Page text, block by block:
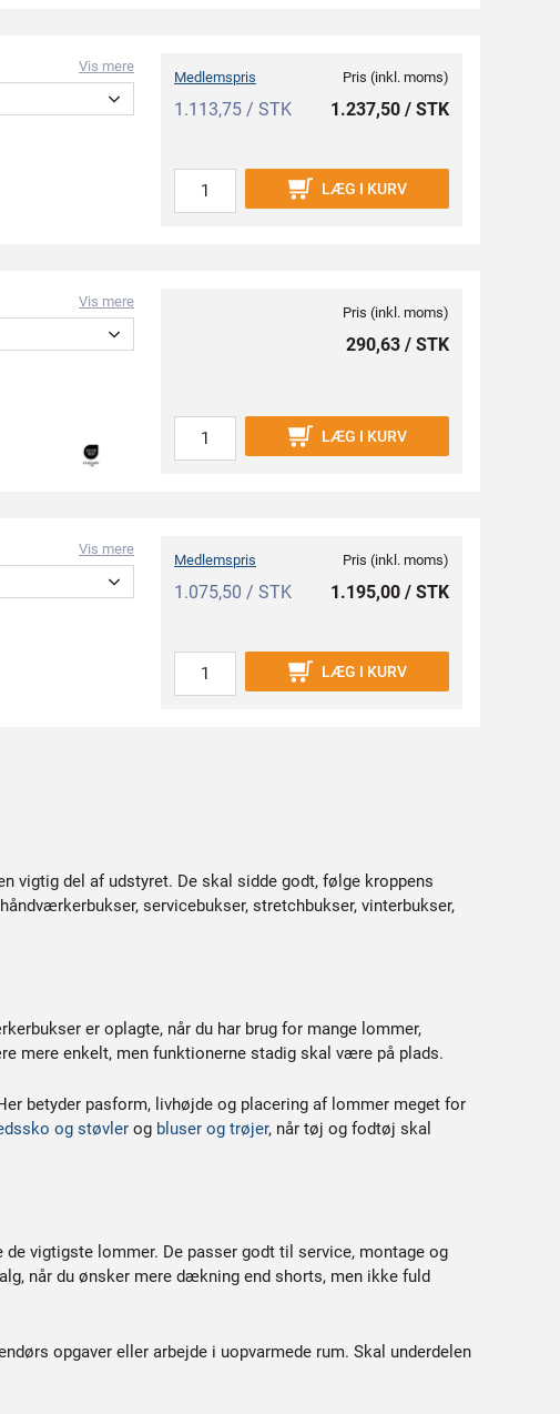
Vis mere
Medlemspris
1.113,75 / STK
Pris (inkl. moms)
1.237,50 / STK
LÆG I KURV
Vis mere
Pris (inkl. moms)
290,63 / STK
LÆG I KURV
Vis mere
Medlemspris
1.075,50 / STK
Pris (inkl. moms)
1.195,00 / STK
LÆG I KURV
vigtig del af udstyret. De skal sidde godt, følge kroppens
servicebukser, stretchbukser, vinterbukser,
er oplagte, når du har brug for mange lommer,
mere enkelt, men funktionerne stadig skal være på plads.
betyder pasform, livhøjde og placering af lommer meget for
og støvler og bluser og trøjer, når tøj og fodtøj skal
vigtigste lommer. De passer godt til service, montage og
når du ønsker mere dækning end shorts, men ikke fuld
opgaver eller arbejde i uopvarmede rum. Skal underdelen